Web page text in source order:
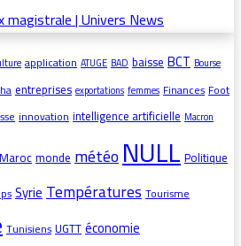
application ATUGE BAD baisseBCT Bourse
entreprises exportations femmes FinancesFoot
innovationintelligence artificielle Macron
MarocmondemétéoNULLPolitique
SyrieTempératuresTourisme
TunisiensUGTTéconomie